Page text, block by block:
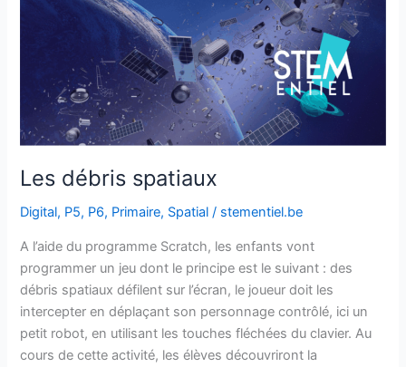
Les débris spatiaux
Digital, P5, P6, Primaire, Spatial / stementiel.be
A l’aide du programme Scratch, les enfants vont
programmer un jeu dont le principe est le suivant : des
débris spatiaux défilent sur l’écran, le joueur doit les
intercepter en déplaçant son personnage contrôlé, ici un
petit robot, en utilisant les touches fléchées du clavier. Au
cours de cette activité, les élèves découvriront la